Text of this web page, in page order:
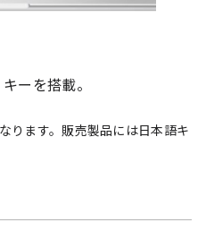
ーを搭載。
ります。販売製品には日本語キ